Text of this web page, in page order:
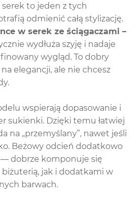
to jeden z tych
odmienić całą stylizację.
w serek ze ściągaczami –
wydłuża szyję i nadaje
wygląd. To dobry
elegancji, ale nie chcesz
wspierają dopasowanie i
sukienki. Dzięki temu łatwiej
na „przemyślany”, nawet jeśli
Beżowy odcień dodatkowo
dobrze komponuje się
biżuterią, jak i dodatkami w
barwach.